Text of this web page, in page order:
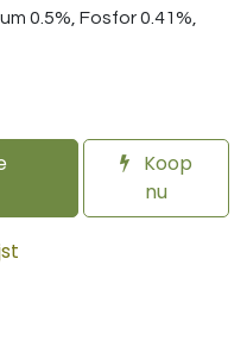
0.5%, Fosfor 0.41%,
Koop
nu